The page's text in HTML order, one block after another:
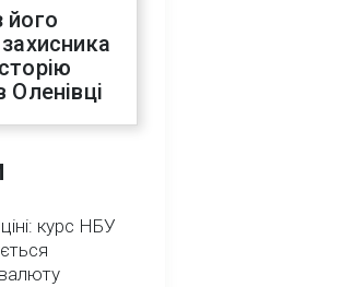
його
Оленівці
курс НБУ